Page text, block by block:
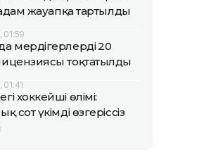
адам жауапқа тартылды
01:59
мердігерлердің 20
тоқтатылды
01:41
хоккейші өлімі:
сот үкімді өзгеріссіз